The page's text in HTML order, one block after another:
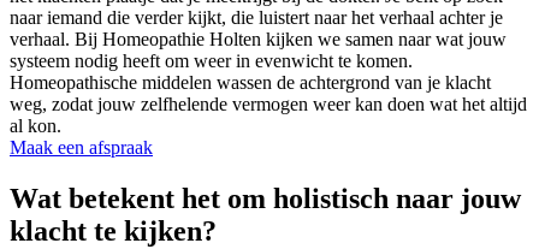
naar iemand die verder kijkt, die luistert naar het verhaal achter je
verhaal. Bij Homeopathie Holten kijken we samen naar wat jouw
systeem nodig heeft om weer in evenwicht te komen.
Homeopathische middelen wassen de achtergrond van je klacht
weg, zodat jouw zelfhelende vermogen weer kan doen wat het altijd
al kon.
Maak een afspraak
Wat betekent het om holistisch naar jouw
klacht te kijken?